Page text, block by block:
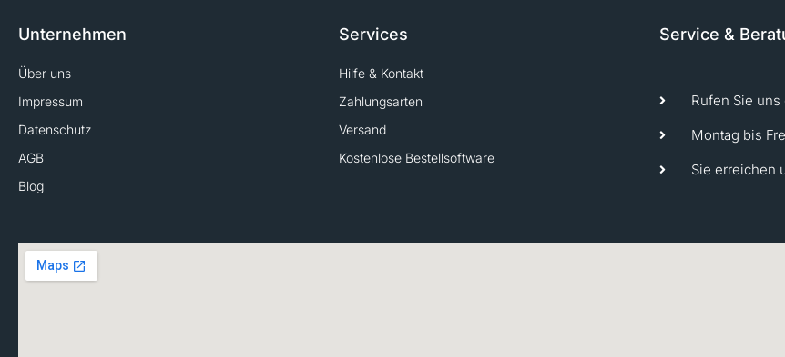
Unternehmen
Über uns
Impressum
Datenschutz
AGB
Blog
Services
Hilfe & Kontakt
Zahlungsarten
Versand
Kostenlose Bestellsoftware
Service &
Rufen Sie uns
Montag bis
Sie erreichen